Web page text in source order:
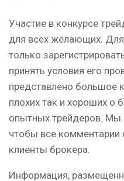
Участие в конкурсе
для всех желающих.
только
принять условия его
представлено большое
плохих так и хороших о
опытных трейдеров. Мы
чтобы все комментарии
клиенты брокера.
Информация,